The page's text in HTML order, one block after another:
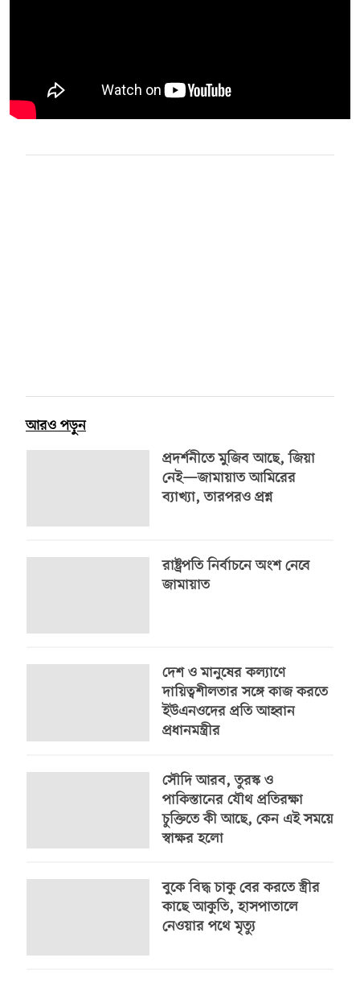
আরও পড়ুন
প্রদর্শনীতে মুজিব আছে, জিয়া
নেই—জামায়াত আমিরের
ব্যাখ্যা, তারপরও প্রশ্ন
রাষ্ট্রপতি নির্বাচনে অংশ নেবে
জামায়াত
দেশ ও মানুষের কল্যাণে
দায়িত্বশীলতার সঙ্গে কাজ করতে
ইউএনওদের প্রতি আহ্বান
প্রধানমন্ত্রীর
সৌদি আরব, তুরস্ক ও
পাকিস্তানের যৌথ প্রতিরক্ষা
চুক্তিতে কী আছে, কেন এই সময়ে
স্বাক্ষর হলো
বুকে বিদ্ধ চাকু বের করতে স্ত্রীর
কাছে আকুতি, হাসপাতালে
নেওয়ার পথে মৃত্যু